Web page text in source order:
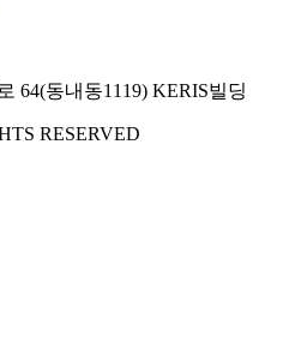
64(동내동1119) KERIS빌딩
RESERVED